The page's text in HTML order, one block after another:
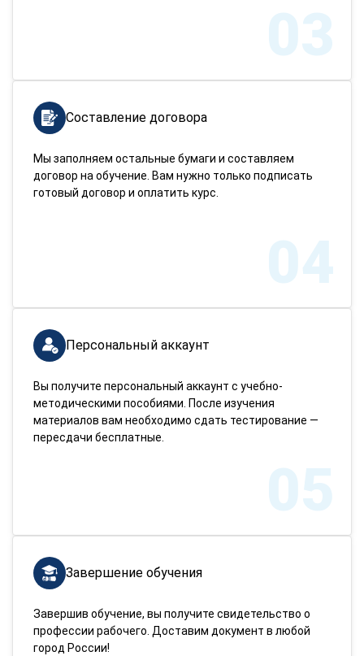
03
Составление договора
Мы заполняем остальные бумаги и составляем
договор на обучение. Вам нужно только подписать
готовый договор и оплатить курс.
04
Персональный аккаунт
Вы получите персональный аккаунт с учебно-
методическими пособиями. После изучения
материалов вам необходимо сдать тестирование —
пересдачи бесплатные.
05
Завершение обучения
Завершив обучение, вы получите свидетельство о
профессии рабочего. Доставим документ в любой
город России!